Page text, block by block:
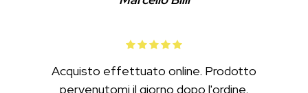
Acquisto effettuato online. Prodotto
pervenutomi il giorno dopo l'ordine.